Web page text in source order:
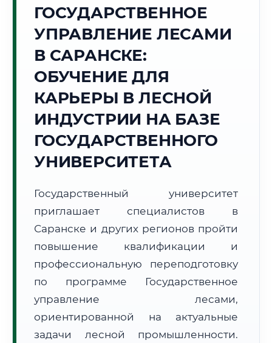
🌿
Г. САРАНСК
Точное местное время:
20:42:40
Четверг, 6 Августа
Погода в г. Саранск:
🌅 Восход:04:20 🌇 Закат:
19:49
Световой день: 15 ч. 29 мин.
📍 Региональная справка г. Саранск
Субъект:
Республика Мордовия
Тел. код:
+7 (8342)
Почтовые индексы:
430000–430999
Часовой пояс:
МСК (UTC+3)
Формат учебы:
Дистанционно
ГОСУДАРСТВЕННОЕ
УПРАВЛЕНИЕ ЛЕСАМИ
В САРАНСКЕ:
ОБУЧЕНИЕ ДЛЯ
КАРЬЕРЫ В ЛЕСНОЙ
ИНДУСТРИИ НА БАЗЕ
ГОСУДАРСТВЕННОГО
УНИВЕРСИТЕТА
Государственный университет
приглашает специалистов в
Саранске и других регионов пройти
повышение квалификации и
профессиональную переподготовку
по программе Государственное
управление лесами,
ориентированной на актуальные
задачи лесной промышленности.